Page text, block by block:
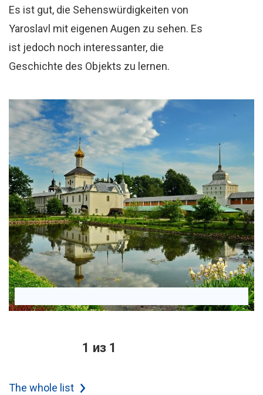
Es ist gut, die Sehenswürdigkeiten von
Yaroslavl mit eigenen Augen zu sehen. Es
ist jedoch noch interessanter, die
Geschichte des Objekts zu lernen.
1 из 1
The whole list